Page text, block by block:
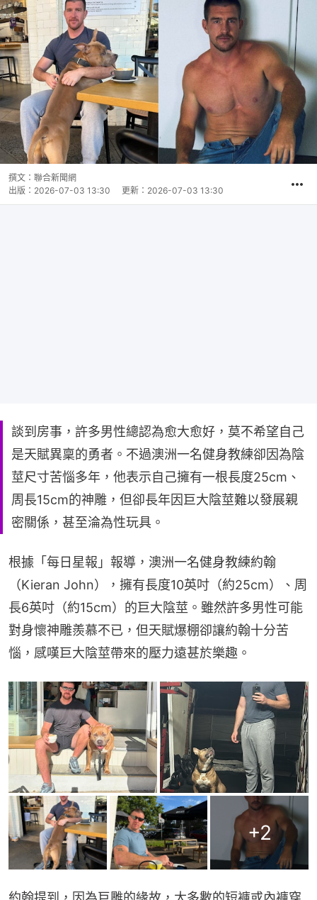
撰文： 聯合新聞網
出版： 2026-07-03 13:30 更新： 2026-07-03 13:30
談到房事，許多男性總認為愈大愈好，莫不希望自己
是天賦異稟的勇者。不過澳洲一名健身教練卻因為陰
莖尺寸苦惱多年，他表示自己擁有一根長度25cm、
周長15cm的神雕，但卻長年因巨大陰莖難以發展親
密關係，甚至淪為性玩具。
根據「每日星報」報導，澳洲一名健身教練約翰
（Kieran John），擁有長度10英吋（約25cm）、周
長6英吋（約15cm）的巨大陰莖。雖然許多男性可能
對身懷神雕羨慕不已，但天賦爆棚卻讓約翰十分苦
惱，感嘆巨大陰莖帶來的壓力遠甚於樂趣。
+2